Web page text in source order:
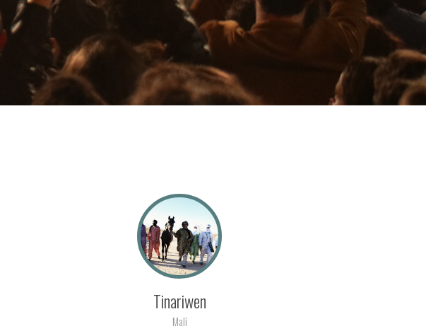
Tinariwen
Mali